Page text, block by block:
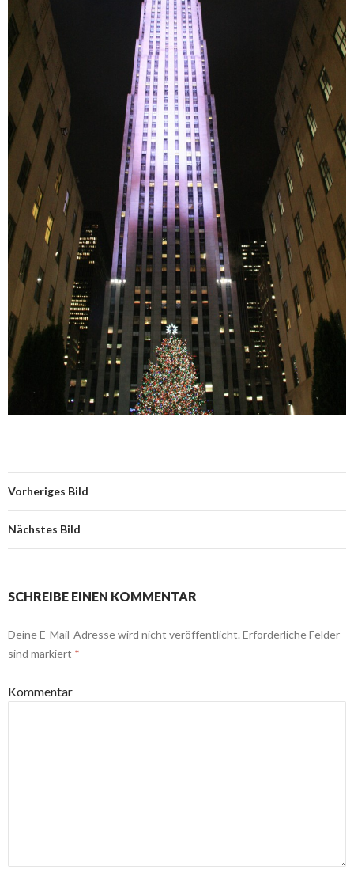
Vorheriges Bild
Nächstes Bild
SCHREIBE EINEN KOMMENTAR
Deine E-Mail-Adresse wird nicht veröffentlicht. Erforderliche Felder
sind markiert *
Kommentar